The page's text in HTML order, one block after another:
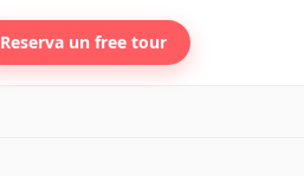
Reserva un free tour